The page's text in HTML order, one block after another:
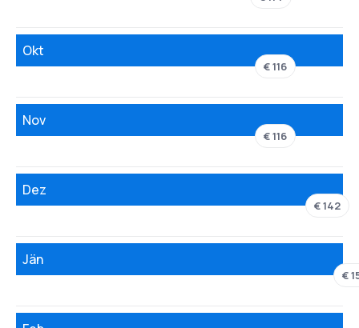
Okt
€ 116
Nov
€ 116
Dez
€ 142
Jän
€